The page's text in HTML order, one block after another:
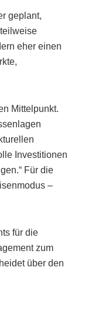
geplant,
eher einen
Mittelpunkt.
Investitionen
Für die
–
für die
zum
über den